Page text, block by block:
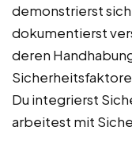
demonstrierst
dokumentierst
deren
Du integrierst
arbeitest mit